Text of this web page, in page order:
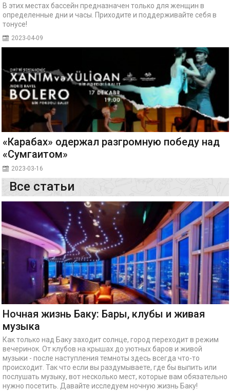
В этих местах бассейн предназначен только для женщин в
определенные дни и часы. Приходите и поддерживайте себя в
тонусе!
2023-04-09
«Карабах» одержал разгромную победу над
«Сумгаитом»
2023-03-16
Все статьи
Ночная жизнь Баку: Бары, клубы и живая
музыка
Как только над Баку заходит солнце, город переходит в режим
вечеринок. От клубов на крышах до уютных баров и живой
музыки - после наступления темноты здесь всегда что-то
происходит. Так что если вы раздумываете, где бы выпить или
послушать музыку, вот несколько мест, которые вам обязательно
нужно посетить. Давайте исследуем ночную жизнь Баку!